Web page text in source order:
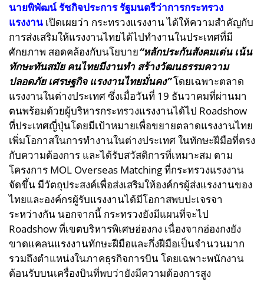
นายพิพัฒน์ รัชกิจประการ รัฐมนตรีว่าการกระทรวง
แรงงาน เปิดเผยว่า กระทรวงแรงงาน ได้ให้ความสำคัญกับ
การส่งเสริมให้แรงงานไทยได้ไปทำงานในประเทศที่มี
ศักยภาพ สอดคล้องกับนโยบาย“หลักประกันสังคมเด่น เน้น
ทักษะทันสมัย คนไทยมีงานทำ สร้างวัฒนธรรมความ
ปลอดภัย เศรษฐกิจ แรงงานไทยมั่นคง”โดยเฉพาะตลาด
แรงงานในต่างประเทศ ซึ่งเมื่อวันที่ 19 ธันวาคมที่ผ่านมา
ตนพร้อมด้วยผู้บริหารกระทรวงแรงงานได้ไป Roadshow
ที่ประเทศญี่ปุ่นโดยมีเป้าหมายเพื่อขยายตลาดแรงงานไทย
เพิ่มโอกาสในการทำงานในต่างประเทศ ในทักษะฝีมือที่ตรง
กับความต้องการ และได้รับสวัสดิการที่เหมาะสม ตาม
โครงการ MOL Overseas Matching ที่กระทรวงแรงงาน
จัดขึ้น มีวัตถุประสงค์เพื่อส่งเสริมให้องค์กรผู้ส่งแรงงานของ
ไทยและองค์กรผู้รับแรงงานได้มีโอกาสพบปะเจรจา
ระหว่างกัน นอกจากนี้ กระทรวงยังมีแผนที่จะไป
Roadshow ที่เขตบริหารพิเศษฮ่องกง เนื่องจากฮ่องกงยัง
ขาดแคลนแรงงานทักษะฝีมือและกึ่งฝีมือเป็นจำนวนมาก
รวมถึงตำแหน่งในภาคธุรกิจการบิน โดยเฉพาะพนักงาน
ต้อนรับบนเครื่องบินที่พบว่ายังมีความต้องการสูง